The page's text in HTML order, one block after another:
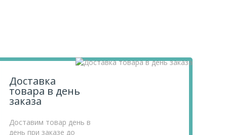
Доставка
товара в день
заказа
Доставим товар день в
день при заказе до